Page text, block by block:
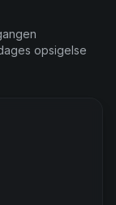
opsigelse